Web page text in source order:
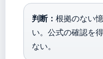
判断： 根拠のない
い。公式の確認を
ない。